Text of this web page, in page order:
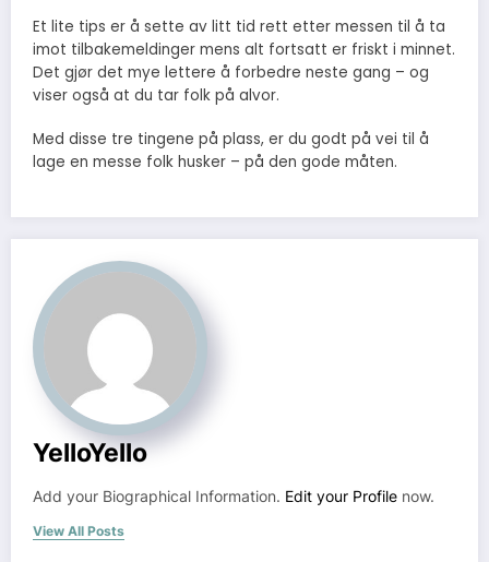
Et lite tips er å sette av litt tid rett etter messen til å ta
imot tilbakemeldinger mens alt fortsatt er friskt i minnet.
Det gjør det mye lettere å forbedre neste gang – og
viser også at du tar folk på alvor.
Med disse tre tingene på plass, er du godt på vei til å
lage en messe folk husker – på den gode måten.
YelloYello
Add your Biographical Information. Edit your Profile now.
View All Posts